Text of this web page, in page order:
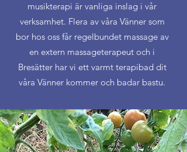
musikterapi är vanliga inslag i vår
verksamhet. Flera av våra Vänner som
bor hos oss får regelbundet massage av
en extern massageterapeut och i
Bresätter har vi ett varmt terapibad dit
våra Vänner kommer och badar bastu.